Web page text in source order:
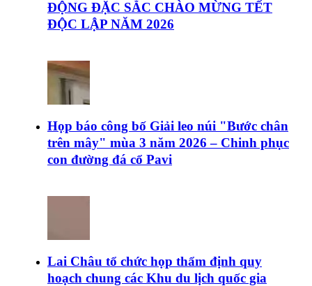
ĐỘNG ĐẶC SẮC CHÀO MỪNG TẾT
ĐỘC LẬP NĂM 2026
Họp báo công bố Giải leo núi "Bước chân
trên mây" mùa 3 năm 2026 – Chinh phục
con đường đá cổ Pavi
Lai Châu tổ chức họp thẩm định quy
hoạch chung các Khu du lịch quốc gia